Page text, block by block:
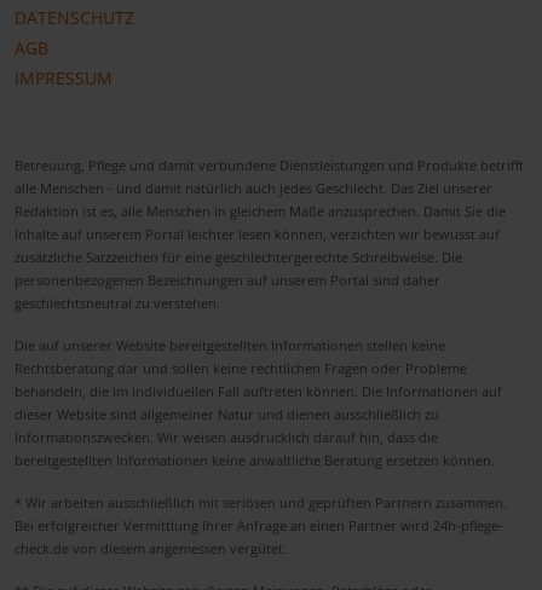
DATENSCHUTZ
AGB
IMPRESSUM
Betreuung, Pflege und damit verbundene Dienstleistungen und Produkte betrifft
alle Menschen - und damit natürlich auch jedes Geschlecht. Das Ziel unserer
Redaktion ist es, alle Menschen in gleichem Maße anzusprechen. Damit Sie die
Inhalte auf unserem Portal leichter lesen können, verzichten wir bewusst auf
zusätzliche Satzzeichen für eine geschlechtergerechte Schreibweise. Die
personenbezogenen Bezeichnungen auf unserem Portal sind daher
geschlechtsneutral zu verstehen.
Die auf unserer Website bereitgestellten Informationen stellen keine
Rechtsberatung dar und sollen keine rechtlichen Fragen oder Probleme
behandeln, die im individuellen Fall auftreten können. Die Informationen auf
dieser Website sind allgemeiner Natur und dienen ausschließlich zu
Informationszwecken. Wir weisen ausdrücklich darauf hin, dass die
bereitgestellten Informationen keine anwaltliche Beratung ersetzen können.
* Wir arbeiten ausschließlich mit seriösen und geprüften Partnern zusammen.
Bei erfolgreicher Vermittlung Ihrer Anfrage an einen Partner wird 24h-pflege-
check.de von diesem angemessen vergütet.